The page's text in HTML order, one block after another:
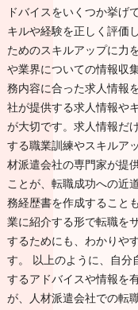
ドバイスをいくつか挙げ
キルや経験を正しく評価
ためのスキルアップに力
や業界についての情報収
務内容に合った求人情報
社が提供する求人情報や
が大切です。求人情報だ
する職業訓練やスキルア
材派遣会社の専門家が提
ことが、転職成功への近
務経歴書を作成すること
業に紹介する形で転職を
するためにも、わかりや
す。 以上のように、自分
するアドバイスや情報を
が、人材派遣会社での転